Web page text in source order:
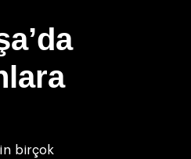
birçok